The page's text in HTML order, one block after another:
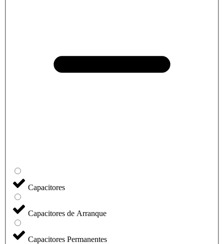
Capacitores
Capacitores de Arranque
Capacitores Permanentes